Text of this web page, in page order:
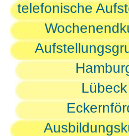
telefonische
Lübeck